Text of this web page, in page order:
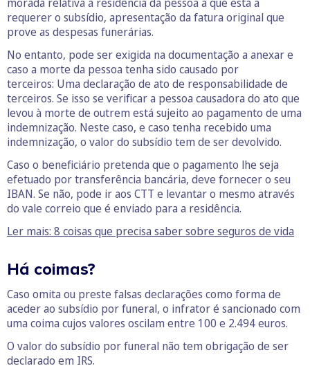
requerer o subsídio, apresentação da fatura original que
prove as despesas funerárias.
No entanto, pode ser exigida na documentação a anexar e
caso a morte da pessoa tenha sido causado por
terceiros: Uma declaração de ato de responsabilidade de
terceiros. Se isso se verificar a pessoa causadora do ato que
levou à morte de outrem está sujeito ao pagamento de uma
indemnização. Neste caso, e caso tenha recebido uma
indemnização, o valor do subsídio tem de ser devolvido.
Caso o beneficiário pretenda que o pagamento lhe seja
efetuado por transferência bancária, deve fornecer o seu
IBAN. Se não, pode ir aos CTT e levantar o mesmo através
do vale correio que é enviado para a residência.
Ler mais: 8 coisas que precisa saber sobre seguros de vida
Há coimas?
Caso omita ou preste falsas declarações como forma de
aceder ao subsídio por funeral, o infrator é sancionado com
uma coima cujos valores oscilam entre 100 e 2.494 euros.
O valor do subsídio por funeral não tem obrigação de ser
declarado em IRS.